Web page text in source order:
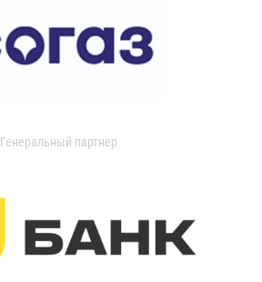
Генеральный партнер